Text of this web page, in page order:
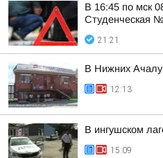
В 16:45 по мск
Студенческая
21:21
В Нижних
12:13
В ингушском
15:09